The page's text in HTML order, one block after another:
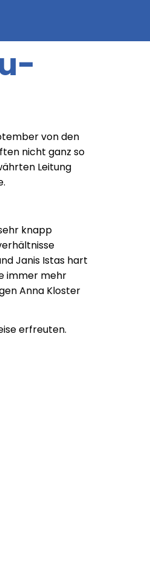
von den
nicht ganz so
Leitung
knapp
Janis Istas hart
immer mehr
Anna Kloster
erfreuten.